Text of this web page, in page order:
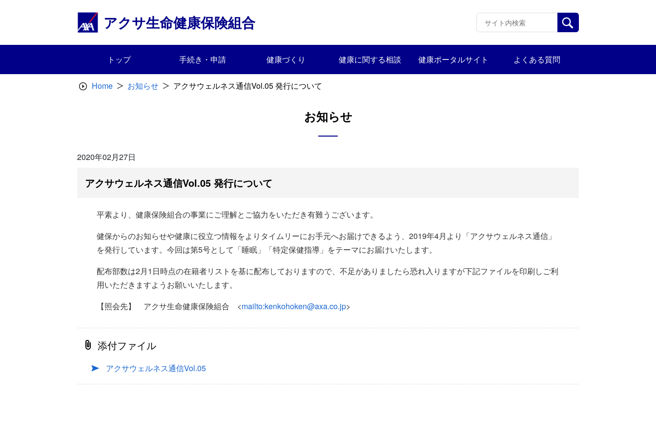
アクサ生命健康保険組合
トップ 手続き・申請 健康づくり 健康に関する相談 健康ポータルサイト よくある質問
Home お知らせ アクサウェルネス通信Vol.05 発行について
お知らせ
2020年02月27日
アクサウェルネス通信Vol.05 発行について
平素より、健康保険組合の事業にご理解とご協力をいただき有難うございます。
健保からのお知らせや健康に役立つ情報をよりタイムリーにお手元へお届けできるよう、2019年4月より「アクサウェルネス通信」
を発行しています。今回は第5号として「睡眠」「特定保健指導」をテーマにお届けいたします。
配布部数は2月1日時点の在籍者リストを基に配布しておりますので、不足がありましたら恐れ入りますが下記ファイルを印刷しご利
用いただきますようお願いいたします。
【照会先】 アクサ生命健康保険組合 <mailto:kenkohoken@axa.co.jp>
添付ファイル
アクサウェルネス通信Vol.05